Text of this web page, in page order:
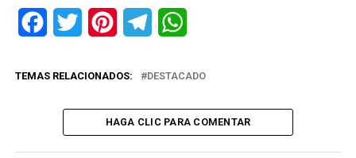
FacebookTwitter PinterestTelegram
TEMAS RELACIONADOS: DESTACADO
HAGA CLIC PARA COMENTAR